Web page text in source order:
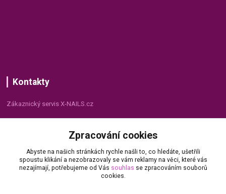
Kontakty
Zákaznický servis X-NAILS.cz
+420 735 055 075
(Po - Pá, 8 - 16 hod.)
info@x-nails.cz
Zpracování cookies
Abyste na našich stránkách rychle našli to, co hledáte, ušetřili
spoustu klikání a nezobrazovaly se vám reklamy na věci, které vás
nezajímají, potřebujeme od Vás souhlas se zpracováním souborů
cookies.